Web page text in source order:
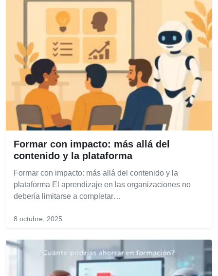
Formar con impacto: más allá del
contenido y la plataforma
Formar con impacto: más allá del contenido y la
plataforma El aprendizaje en las organizaciones no
debería limitarse a completar…
8 octubre, 2025